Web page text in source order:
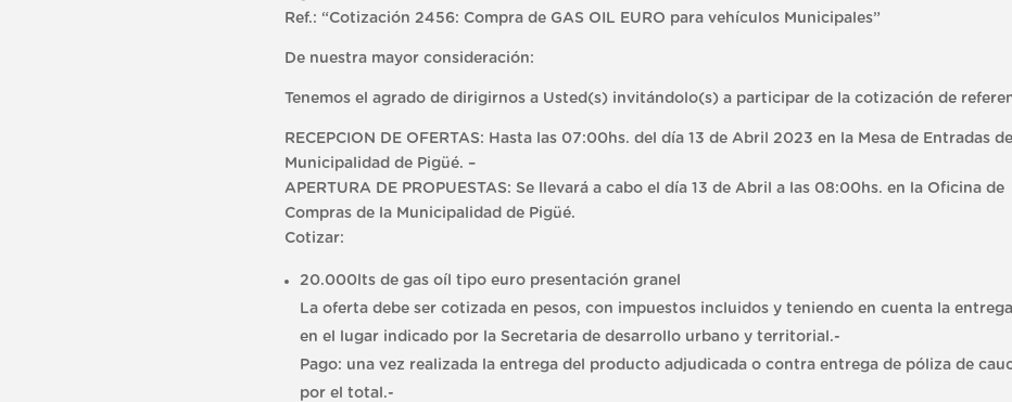
Ref.: “Cotización 2456: Compra de GAS OIL EURO para vehículos Municipales”
De nuestra mayor consideración:
Tenemos el agrado de dirigirnos a Usted(s) invitándolo(s) a participar de la cotización de
RECEPCION DE OFERTAS: Hasta las 07:00hs. del día 13 de Abril 2023 en la Mesa de Entradas
Municipalidad de Pigüé. –
APERTURA DE PROPUESTAS: Se llevará a cabo el día 13 de Abril a las 08:00hs. en la Oficina de
Compras de la Municipalidad de Pigüé.
Cotizar:
20.000lts de gas oíl tipo euro presentación granel
La oferta debe ser cotizada en pesos, con impuestos incluidos y teniendo en cuenta la entrega
en el lugar indicado por la Secretaria de desarrollo urbano y territorial.-
Pago: una vez realizada la entrega del producto adjudicada o contra entrega de póliza de
por el total.-